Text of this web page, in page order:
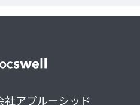
社アプルーシッド